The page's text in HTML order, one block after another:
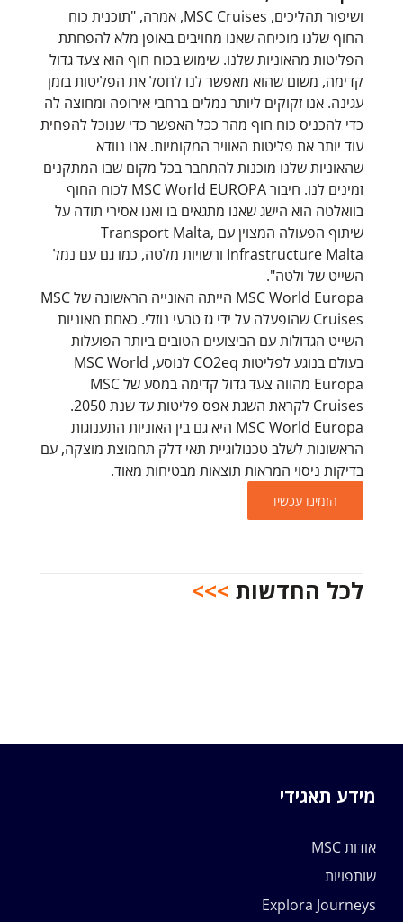
ושיפור תהליכים, MSC Cruises, אמרה, "תוכנית כוח
החוף שלנו מוכיחה שאנו מחויבים באופן מלא להפחתת
הפליטות מהאוניות שלנו. שימוש בכוח חוף הוא צעד גדול
קדימה, משום שהוא מאפשר לנו לחסל את הפליטות בזמן
עגינה. אנו זקוקים ליותר נמלים ברחבי אירופה ומחוצה לה
כדי להכניס כוח חוף מהר ככל האפשר כדי שנוכל להפחית
עוד יותר את פליטות האוויר המקומיות. אנו נוודא
שהאוניות שלנו מוכנות להתחבר בכל מקום שבו המתקנים
זמינים לנו. חיבור MSC World EUROPA לכוח החוף
בוואלטה הוא הישג שאנו מתגאים בו ואנו אסירי תודה על
שיתוף הפעולה המצוין עם Transport Malta,
Infrastructure Malta ורשויות מלטה, כמו גם עם נמל
השייט של ולטה".
MSC World Europa הייתה האונייה הראשונה של MSC
Cruises שהופעלה על ידי גז טבעי נוזלי. כאחת מאוניות
השייט הגדולות עם הביצועים הטובים ביותר הפועלות
בעולם בנוגע לפליטות CO2eq לנוסע, MSC World
Europa מהווה צעד גדול קדימה במסע של MSC
Cruises לקראת השגת אפס פליטות עד שנת 2050.
MSC World Europa היא גם בין האוניות התענוגות
הראשונות לשלב טכנולוגיית תאי דלק תחמוצת מוצקה, עם
בדיקות ניסוי המראות תוצאות מבטיחות מאוד.
הזמינו עכשיו
לכל החדשות >>>
מידע תאגידי
אודות MSC
שותפויות
Explora Journeys